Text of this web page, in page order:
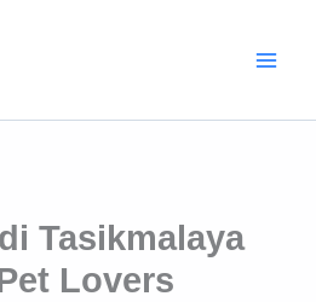
Tasikmalaya
Lovers